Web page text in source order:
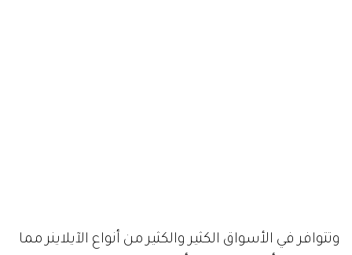
وتتوافر في الأسواق الكثير والكثير من أنواع الآيلاينر مما